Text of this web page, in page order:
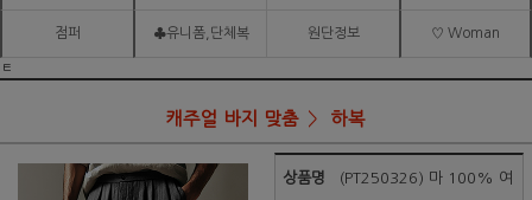
점퍼 ♣유니폼,단체복 원단정보 ♡ Woman
ㅌ
캐주얼 바지 맞춤 하복
상품명 (PT250326) 마 100% 여